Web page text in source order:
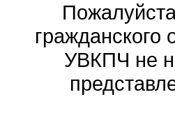
УВКПЧ не